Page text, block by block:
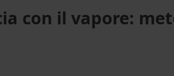
con il vapore: